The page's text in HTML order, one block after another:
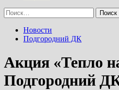
Найти:
Новости
Подгородний ДК
Акция «Тепло
Подгородний